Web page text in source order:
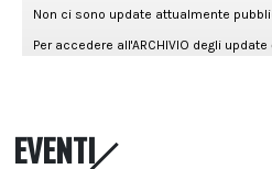
EVENTI